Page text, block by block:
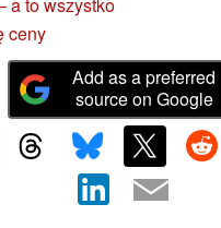
a to wszystko
ceny
Add as a preferred
source on Google